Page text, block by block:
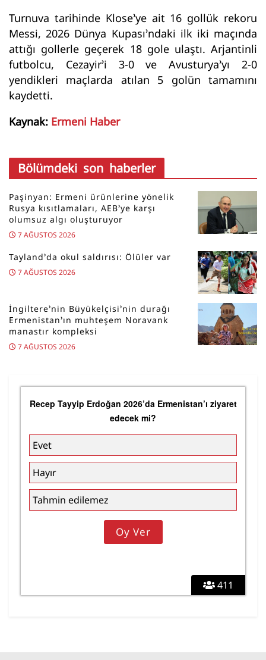
Turnuva tarihinde Klose’ye ait 16 gollük rekoru
Messi, 2026 Dünya Kupası’ndaki ilk iki maçında
attığı gollerle geçerek 18 gole ulaştı. Arjantinli
futbolcu, Cezayir’i 3-0 ve Avusturya’yı 2-0
yendikleri maçlarda atılan 5 golün tamamını
kaydetti.
Kaynak: Ermeni Haber
Bölümdeki son haberler
Paşinyan: Ermeni ürünlerine yönelik
Rusya kısıtlamaları, AEB’ye karşı
olumsuz algı oluşturuyor
7 AĞUSTOS 2026
Tayland’da okul saldırısı: Ölüler var
7 AĞUSTOS 2026
İngiltere’nin Büyükelçisi’nin durağı
Ermenistan’ın muhteşem Noravank
manastır kompleksi
7 AĞUSTOS 2026
411
Recep Tayyip Erdoğan 2026’da Ermenistan’ı ziyaret
edecek mi?
Evet
Hayır
Tahmin edilemez